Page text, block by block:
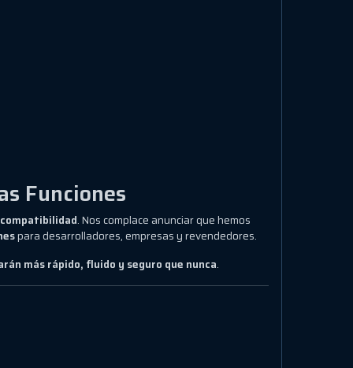
Funciones
. Nos complace anunciar que hemos
para desarrolladores, empresas y revendedores.
más rápido, fluido y seguro que nunca.